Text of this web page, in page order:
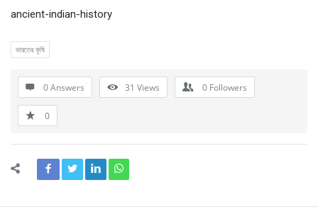
ancient-indian-history
ভারতের কৃষি
0 Answers 31 Views 0 Followers
0